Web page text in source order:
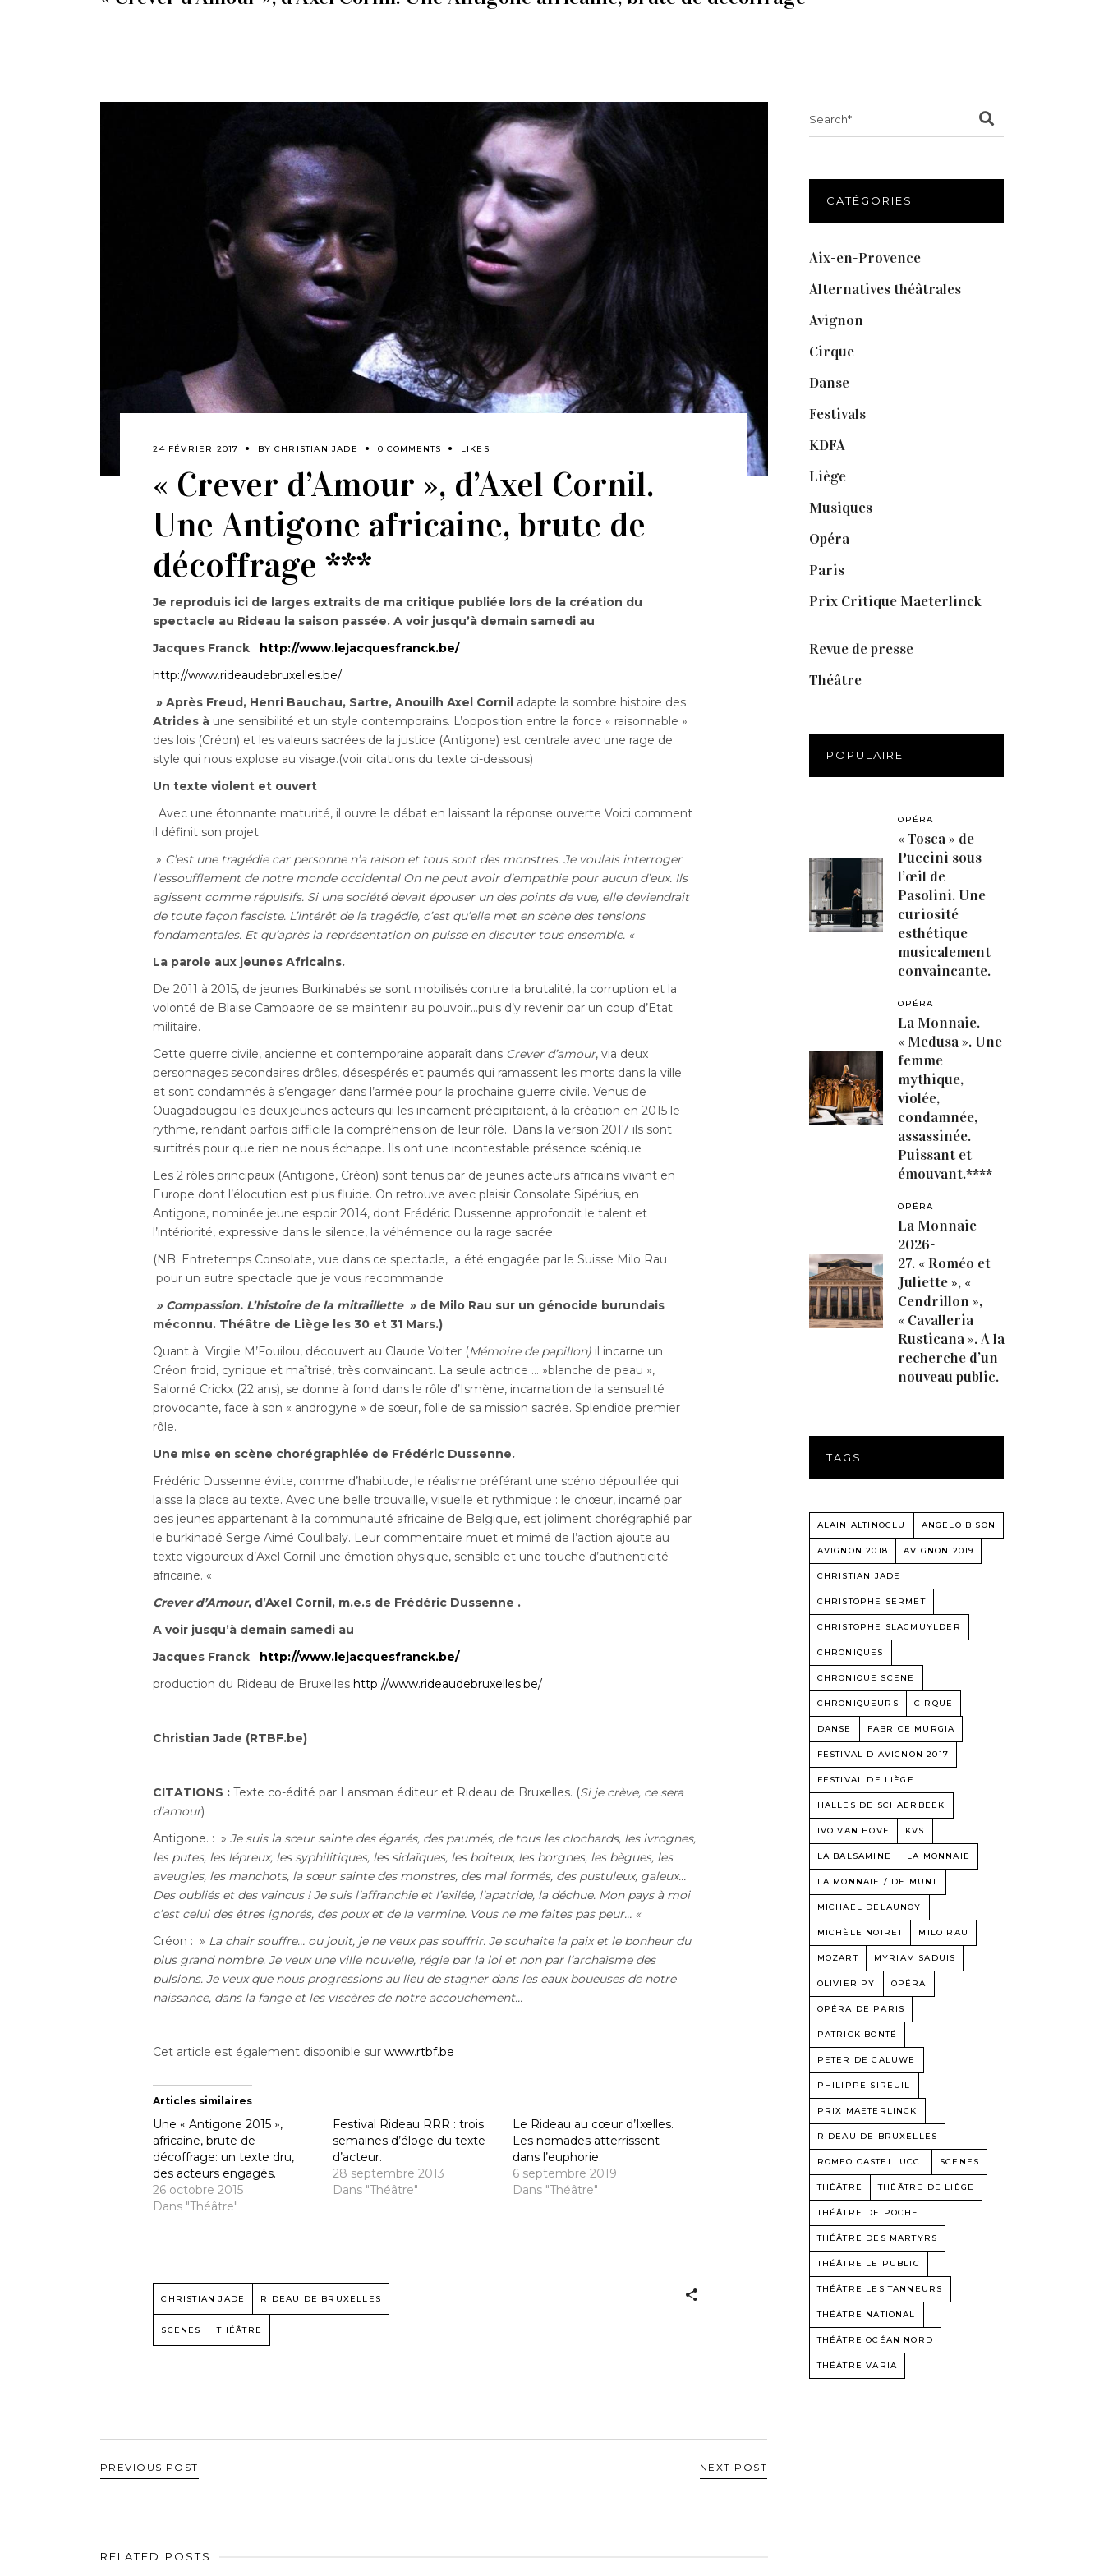
24 FÉVRIER 2017 BY CHRISTIAN JADE 0 COMMENTS LIKES
« Crever d’Amour », d’Axel Cornil.
Une Antigone africaine, brute de
décoffrage ***
Je reproduis ici de larges extraits de ma critique publiée lors de la création du
spectacle au Rideau la saison passée.A voir jusqu’à demain samedi au
Jacques Franck
http://www.lejacquesfranck.be/
http://www.rideaudebruxelles.be/
» Après Freud, Henri Bauchau, Sartre, Anouilh Axel Cornil adapte la sombre histoire des
Atrides à une sensibilité et un style contemporains. L’opposition entre la force « raisonnable »
des lois (Créon) et les valeurs sacrées de la justice (Antigone) est centrale avec une rage de
style qui nous explose au visage.(voir citations du texte ci-dessous)
Un texte violent et ouvert
. Avec une étonnante maturité, il ouvre le débat en laissant la réponse ouverte Voici comment
il définit son projet
» C’est une tragédie car personne n’a raison et tous sont des monstres. Je voulais interroger
l’essoufflement de notre monde occidental On ne peut avoir d’empathie pour aucun d’eux. Ils
agissent comme répulsifs. Si une société devait épouser un des points de vue, elle deviendrait
de toute façon fasciste. L’intérêt de la tragédie, c’est qu’elle met en scène des tensions
fondamentales. Et qu’après la représentation on puisse en discuter tous ensemble. «
La parole aux jeunes Africains.
De 2011 à 2015, de jeunes Burkinabés se sont mobilisés contre la brutalité, la corruption et la
volonté de Blaise Campaore de se maintenir au pouvoir…puis d’y revenir par un coup d’Etat
militaire.
Cette guerre civile, ancienne et contemporaine apparaît dans Crever d’amour, via deux
personnages secondaires drôles, désespérés et paumés qui ramassent les morts dans la ville
et sont condamnés à s’engager dans l’armée pour la prochaine guerre civile. Venus de
Ouagadougou les deux jeunes acteurs qui les incarnent précipitaient, à la création en 2015 le
rythme, rendant parfois difficile la compréhension de leur rôle.. Dans la version 2017 ils sont
surtitrés pour que rien ne nous échappe. Ils ont une incontestable présence scénique
Les 2 rôles principaux (Antigone, Créon) sont tenus par de jeunes acteurs africains vivant en
Europe dont l’élocution est plus fluide. On retrouve avec plaisir Consolate Sipérius, en
Antigone, nominée jeune espoir 2014, dont Frédéric Dussenne approfondit le talent et
l’intériorité, expressive dans le silence, la véhémence ou la rage sacrée.
(NB: Entretemps Consolate, vue dans ce spectacle, a été engagée par le Suisse Milo Rau
pour un autre spectacle que je vous recommande
» Compassion. L’histoire de la mitraillette» de Milo Rau sur un génocide burundais
méconnu. Théâtre de Liège les 30 et 31 Mars.)
Quant à Virgile M’Fouilou, découvert au Claude Volter (Mémoire de papillon) il incarne un
Créon froid, cynique et maîtrisé, très convaincant. La seule actrice … »blanche de peau »,
Salomé Crickx (22 ans), se donne à fond dans le rôle d’Ismène, incarnation de la sensualité
provocante, face à son « androgyne » de sœur, folle de sa mission sacrée. Splendide premier
rôle.
Une mise en scène chorégraphiée de Frédéric Dussenne.
Frédéric Dussenne évite, comme d’habitude, le réalisme préférant une scéno dépouillée qui
laisse la place au texte. Avec une belle trouvaille, visuelle et rythmique : le chœur, incarné par
des jeunes appartenant à la communauté africaine de Belgique, est joliment chorégraphié par
le burkinabé Serge Aimé Coulibaly. Leur commentaire muet et mimé de l’action ajoute au
texte vigoureux d’Axel Cornil une émotion physique, sensible et une touche d’authenticité
africaine. «
Crever d’Amour, d’Axel Cornil, m.e.s de Frédéric Dussenne .
A voir jusqu’à demain samedi au
Jacques Franck
http://www.lejacquesfranck.be/
production du Rideau de Bruxelles http://www.rideaudebruxelles.be/
Christian Jade (RTBF.be)
CITATIONS : Texte co-édité par Lansman éditeur et Rideau de Bruxelles. (Si je crève, ce sera
d’amour)
Antigone. : »Je suis la sœur sainte des égarés, des paumés, de tous les clochards, les ivrognes,
les putes, les lépreux, les syphilitiques, les sidaïques, les boiteux, les borgnes, les bègues, les
aveugles, les manchots, la sœur sainte des monstres, des mal formés, des pustuleux, galeux…
Des oubliés et des vaincus ! Je suis l’affranchie et l’exilée, l’apatride, la déchue. Mon pays à moi
c’est celui des êtres ignorés, des poux et de la vermine. Vous ne me faites pas peur… «
Créon : » La chair souffre… ou jouit, je ne veux pas souffrir. Je souhaite la paix et le bonheur du
plus grand nombre. Je veux une ville nouvelle, régie par la loi et non par l’archaïsme des
pulsions. Je veux que nous progressions au lieu de stagner dans les eaux boueuses de notre
naissance, dans la fange et les viscères de notre accouchement…
Cet article est également disponible surwww.rtbf.be
Articles similaires
Une « Antigone 2015 »,
africaine, brute de
décoffrage: un texte dru,
des acteurs engagés.
26 octobre 2015
Dans "Théâtre"
Festival Rideau RRR : trois
semaines d’éloge du texte
d’acteur.
28 septembre 2013
Dans "Théâtre"
Le Rideau au cœur d’Ixelles.
Les nomades atterrissent
dans l’euphorie.
6 septembre 2019
Dans "Théâtre"
CHRISTIAN JADE RIDEAU DE BRUXELLES
SCENES THÉÂTRE
PREVIOUS POST NEXT POST
RELATED POSTS
CATÉGORIES
Aix-en-Provence(20)
Alternatives théâtrales(1)
Avignon
Cirque(8)
Danse(30)
Festivals(6)
KDFA(3)
Liège(9)
Musiques(1)
Opéra(56)
Paris(14)
Prix Critique Maeterlinck
Revue de presse(1)
Théâtre(386)
POPULAIRE
OPÉRA
« Tosca » de
Puccini sous
l’œil de
Pasolini. Une
curiosité
esthétique
musicalement
convaincante.
OPÉRA
La Monnaie.
« Medusa ». Une
femme
mythique,
violée,
condamnée,
assassinée.
Puissant et
émouvant.****
OPÉRA
La Monnaie
2026-
27. « Roméo et
Juliette », «
Cendrillon »,
« Cavalleria
Rusticana ». A la
recherche d’un
nouveau public.
TAGS
ALAIN ALTINOGLU ANGELO BISON
AVIGNON 2018 AVIGNON 2019
CHRISTIAN JADE
CHRISTOPHE SERMET
CHRISTOPHE SLAGMUYLDER
CHRONIQUES
CHRONIQUE SCENE
CHRONIQUEURS CIRQUE
DANSE FABRICE MURGIA
FESTIVAL D'AVIGNON 2017
FESTIVAL DE LIÈGE
HALLES DE SCHAERBEEK
IVO VAN HOVE KVS
LA BALSAMINE LA MONNAIE
LA MONNAIE / DE MUNT
MICHAEL DELAUNOY
MICHÈLE NOIRET MILO RAU
MOZART MYRIAM SADUIS
OLIVIER PY OPÉRA
OPÉRA DE PARIS
PATRICK BONTÉ
PETER DE CALUWE
PHILIPPE SIREUIL
PRIX MAETERLINCK
RIDEAU DE BRUXELLES
ROMEO CASTELLUCCI SCENES
THÉÂTRE THÉÂTRE DE LIÈGE
THÉÂTRE DE POCHE
THÉÂTRE DES MARTYRS
THÉÂTRE LE PUBLIC
THÉÂTRE LES TANNEURS
THÉÂTRE NATIONAL
THÉÂTRE OCÉAN NORD
THÉÂTRE VARIA